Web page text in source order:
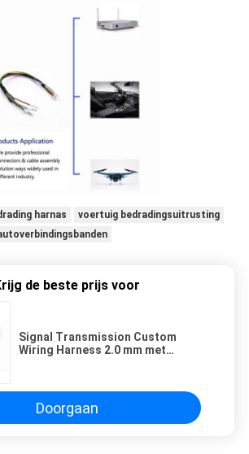
harnas
voertuig bedradingsuitrusting
de beste prijs voor
Signal Transmission Custom
Wiring Harness 2.0 mm met
Doorgaan